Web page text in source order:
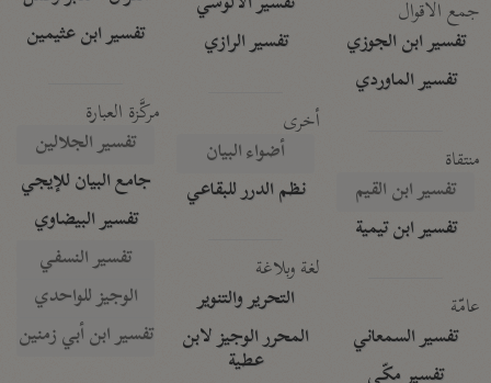
جمع الأقوال
تفسير ابن الجوزي
تفسير الماوردي
منتقاة
تفسير ابن القيم
تفسير ابن تيمية
عامّة
تفسير السمعاني
تفسير الرازي
أخرى
أضواء البيان
نظم الدرر للبقاعي
لغة وبلاغة
التحرير والتنوير
المحرر الوجيز لابن
عطية
تفسير ابن عثيمين
مركَّزة العبارة
تفسير الجلالين
جامع البيان للإيجي
تفسير البيضاوي
تفسير النسفي
الوجيز للواحدي
تفسير ابن أبي زمنين